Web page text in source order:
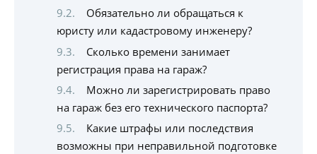
Обязательно ли обращаться к
юристу или кадастровому инженеру?
Сколько времени занимает
регистрация права на гараж?
Можно ли зарегистрировать право
на гараж без его технического паспорта?
Какие штрафы или последствия
возможны при неправильной подготовке